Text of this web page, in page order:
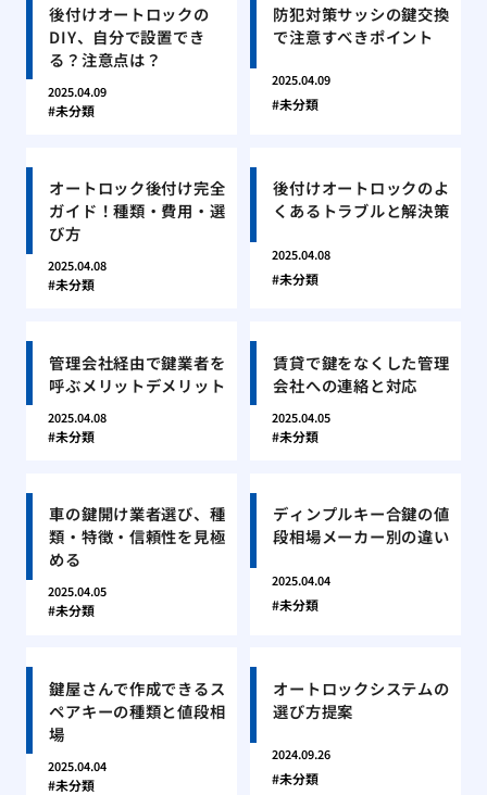
後付けオートロックの
DIY、自分で設置でき
る？注意点は？
2025.04.09
未分類
防犯対策サッシの鍵交換
で注意すべきポイント
2025.04.09
未分類
オートロック後付け完全
ガイド！種類・費用・選
び方
2025.04.08
未分類
後付けオートロックのよ
くあるトラブルと解決策
2025.04.08
未分類
管理会社経由で鍵業者を
呼ぶメリットデメリット
2025.04.08
未分類
賃貸で鍵をなくした管理
会社への連絡と対応
2025.04.05
未分類
車の鍵開け業者選び、種
類・特徴・信頼性を見極
める
2025.04.05
未分類
ディンプルキー合鍵の値
段相場メーカー別の違い
2025.04.04
未分類
鍵屋さんで作成できるス
ペアキーの種類と値段相
場
2025.04.04
未分類
オートロックシステムの
選び方提案
2024.09.26
未分類